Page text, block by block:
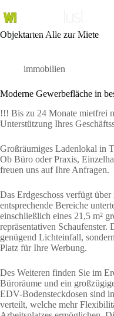
Inhalt
springen
Objektarten Alle zur Miete
immobilien
Moderne Gewerbefläche in
!!! Bis zu 24 Monate mietfrei
Unterstützung Ihres
Großräumiges Ladenlokal in
Ob Büro oder Praxis,
freuen uns auf Ihre Anfragen.
Das Erdgeschoss verfügt
entsprechende Bereiche
einschließlich eines 21,5 m²
repräsentativen Schaufenster.
genügend Lichteinfall,
Platz für Ihre Werbung.
Des Weiteren finden Sie im
Büroräume und ein
EDV-Bodensteckdosen sind
verteilt, welche mehr